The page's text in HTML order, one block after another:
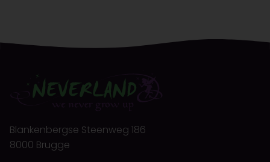
Blankenbergse Steenweg 186
8000 Brugge